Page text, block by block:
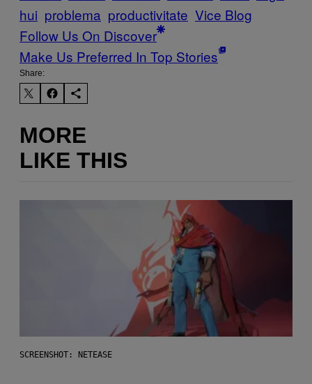
hui problema productivitate Vice Blog
Follow Us On Discover
Make Us Preferred In Top Stories
Share:
MORE
LIKE THIS
SCREENSHOT: NETEASE